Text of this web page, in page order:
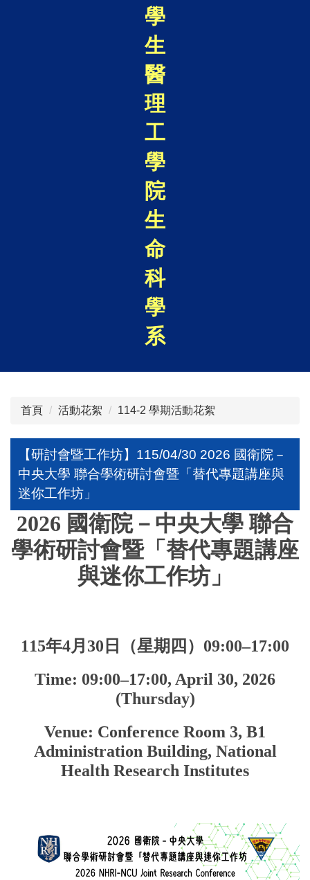
學
生
醫
理
工
學
院
生
命
科
學
系
首頁 活動花絮 114-2 學期活動花絮
【研討會暨工作坊】115/04/30 2026 國衛院－
中央大學 聯合學術研討會暨「替代專題講座與
迷你工作坊」
2026 國衛院－中央大學 聯合
學術研討會暨「替代專題講座
與迷你工作坊」
115年4月30日（星期四）09:00–17:00
Time: 09:00–17:00, April 30, 2026
(Thursday)
Venue: Conference Room 3, B1
Administration Building, National
Health Research Institutes